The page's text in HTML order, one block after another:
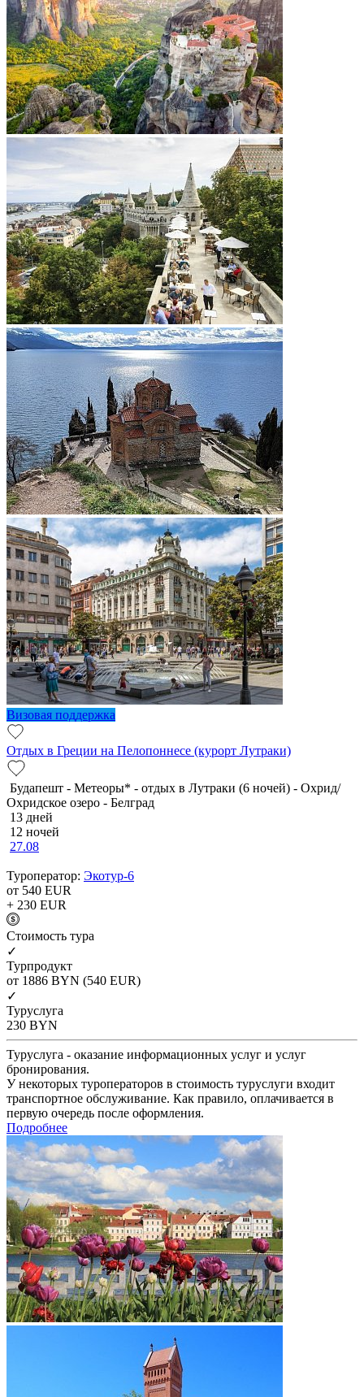
Визовая поддержка
Отдых в Греции на Пелопоннесе (курорт Лутраки)
Будапешт - Метеоры* - отдых в Лутраки (6 ночей) - Охрид/
Охридское озеро - Белград
13 дней
12 ночей
27.08
Туроператор: Экотур-6
от 540 EUR
+ 230 EUR
Cтоимость тура
✓
Турпродукт
от 1886 BYN (540 EUR)
✓
Туруслуга
230 BYN
Туруслуга - оказание информационных услуг и услуг
бронирования.
У некоторых туроператоров в стоимость туруслуги входит
транспортное обслуживание. Как правило, оплачивается в
первую очередь после оформления.
Подробнее